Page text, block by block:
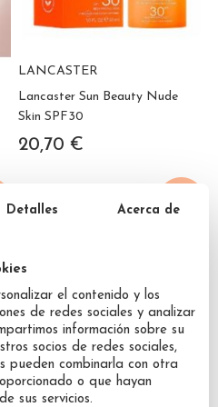
LANCASTER
Lancaster Sun Beauty Nude
Skin SPF30
20,70 €
Detalles Acerca de
el contenido y los
de redes sociales y analizar
información sobre su
socios de redes sociales,
pueden combinarla con otra
o que hayan
sus servicios.